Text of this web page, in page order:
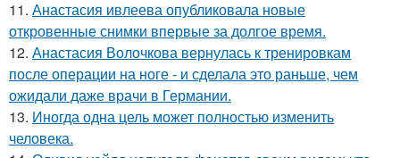
11. Анастасия ивлеева опубликовала новые
откровенные снимки впервые за долгое время.
12. Анастасия Волочкова вернулась к тренировкам
после операции на ноге - и сделала это раньше, чем
ожидали даже врачи в Германии.
13. Иногда одна цель может полностью изменить
человека.